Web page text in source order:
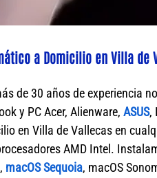
a Domicilio en Villa de
de 30 años de experiencia
y PC Acer, Alienware, ASUS,
en Villa de Vallecas en
AMD Intel.
macOS Sequoia, macOS